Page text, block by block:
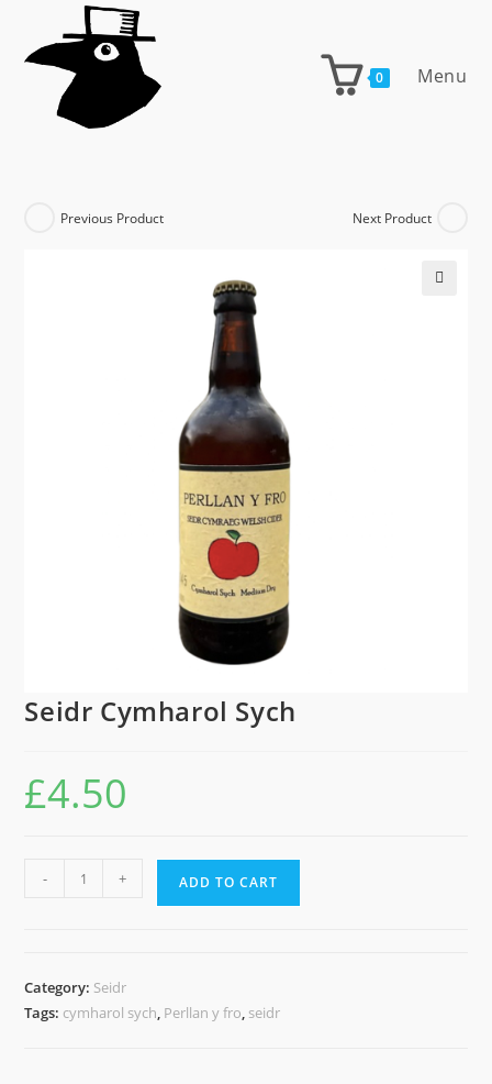
content
0 Menu
Previous Product Next Product
Seidr Cymharol Sych
£4.50
- + ADD TO CART
Category: Seidr
Tags: cymharol sych, Perllan y fro, seidr